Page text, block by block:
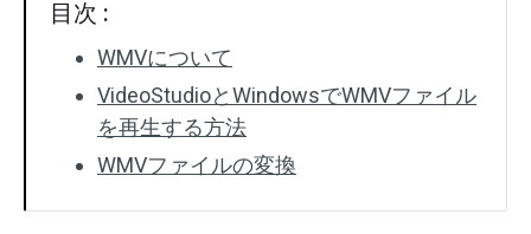
目次 :
WMVについて
VideoStudioとWindowsでWMVファイル
を再生する方法
WMVファイルの変換